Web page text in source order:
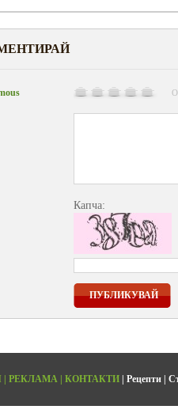
Капча:
ПУБЛИКУВАЙ
| РЕКЛАМА | КОНТАКТИ | Рецепти |